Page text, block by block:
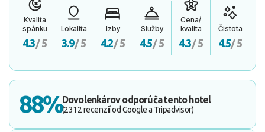
Kvalita
spánku
4.3/ 5
Lokalita
3.9/ 5
Izby
4.2/ 5
Služby
4.5/ 5
Cena/
kvalita
4.3/ 5
Čistota
4.5/ 5
88%Dovolenkárov odporúča tento hotel
(2312 recenzií od Google a Tripadvisor)